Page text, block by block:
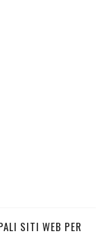
SITI WEB PER